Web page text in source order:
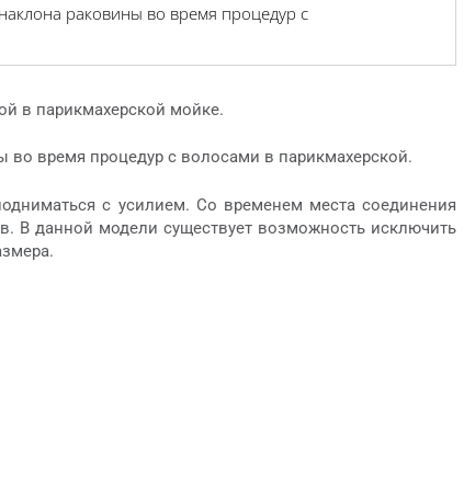
раковины во время процедур с
в парикмахерской мойке.
время процедур с волосами в парикмахерской.
с усилием. Со временем места соединения
В данной модели существует возможность исключить